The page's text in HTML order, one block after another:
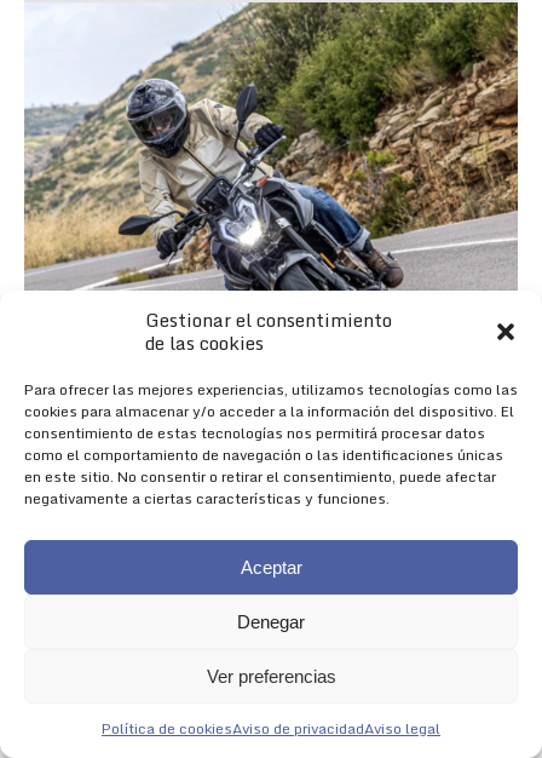
Gestionar el consentimiento
de las cookies
Para ofrecer las mejores experiencias, utilizamos tecnologías como las
cookies para almacenar y/o acceder a la información del dispositivo. El
consentimiento de estas tecnologías nos permitirá procesar datos
como el comportamiento de navegación o las identificaciones únicas
en este sitio. No consentir o retirar el consentimiento, puede afectar
negativamente a ciertas características y funciones.
Aceptar
Denegar
Ver preferencias
Política de cookiesAviso de privacidadAviso legal
NACIDA PARA IMPRESIONAR